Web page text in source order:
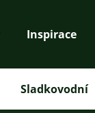
Inspirace
Sladkovodní